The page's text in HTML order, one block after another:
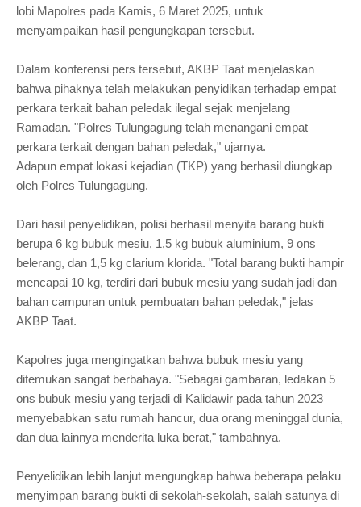
lobi Mapolres pada Kamis, 6 Maret 2025, untuk
menyampaikan hasil pengungkapan tersebut.
Dalam konferensi pers tersebut, AKBP Taat menjelaskan
bahwa pihaknya telah melakukan penyidikan terhadap empat
perkara terkait bahan peledak ilegal sejak menjelang
Ramadan. "Polres Tulungagung telah menangani empat
perkara terkait dengan bahan peledak," ujarnya.
Adapun empat lokasi kejadian (TKP) yang berhasil diungkap
oleh Polres Tulungagung.
Dari hasil penyelidikan, polisi berhasil menyita barang bukti
berupa 6 kg bubuk mesiu, 1,5 kg bubuk aluminium, 9 ons
belerang, dan 1,5 kg clarium klorida. "Total barang bukti hampir
mencapai 10 kg, terdiri dari bubuk mesiu yang sudah jadi dan
bahan campuran untuk pembuatan bahan peledak," jelas
AKBP Taat.
Kapolres juga mengingatkan bahwa bubuk mesiu yang
ditemukan sangat berbahaya. "Sebagai gambaran, ledakan 5
ons bubuk mesiu yang terjadi di Kalidawir pada tahun 2023
menyebabkan satu rumah hancur, dua orang meninggal dunia,
dan dua lainnya menderita luka berat," tambahnya.
Penyelidikan lebih lanjut mengungkap bahwa beberapa pelaku
menyimpan barang bukti di sekolah-sekolah, salah satunya di